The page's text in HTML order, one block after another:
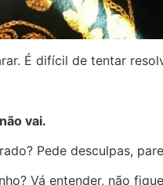
É difícil de tentar
vai.
Pede desculpas,
Vá entender, não